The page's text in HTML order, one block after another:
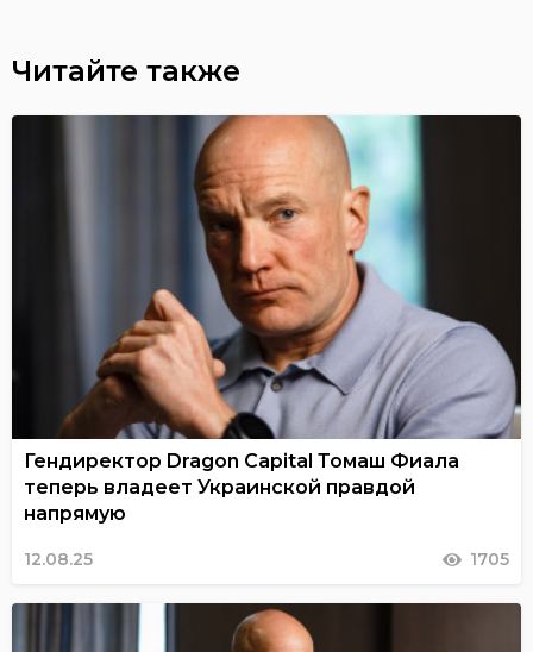
Читайте также
Гендиректор Dragon Capital Томаш Фиала
теперь владеет Украинской правдой
напрямую
12.08.25 1705